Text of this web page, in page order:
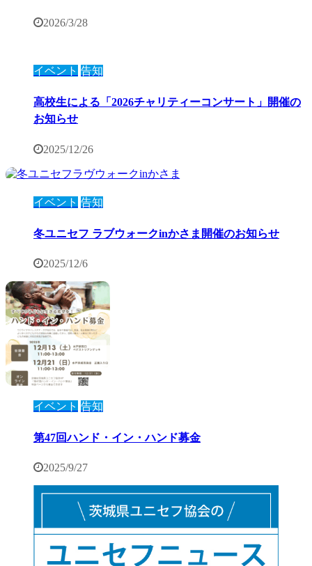
2026/3/28
イベント 告知
高校生による「2026チャリティーコンサート」開催の
お知らせ
2025/12/26
イベント 告知
冬ユニセフ ラブウォークinかさま開催のお知らせ
2025/12/6
イベント 告知
第47回ハンド・イン・ハンド募金
2025/9/27